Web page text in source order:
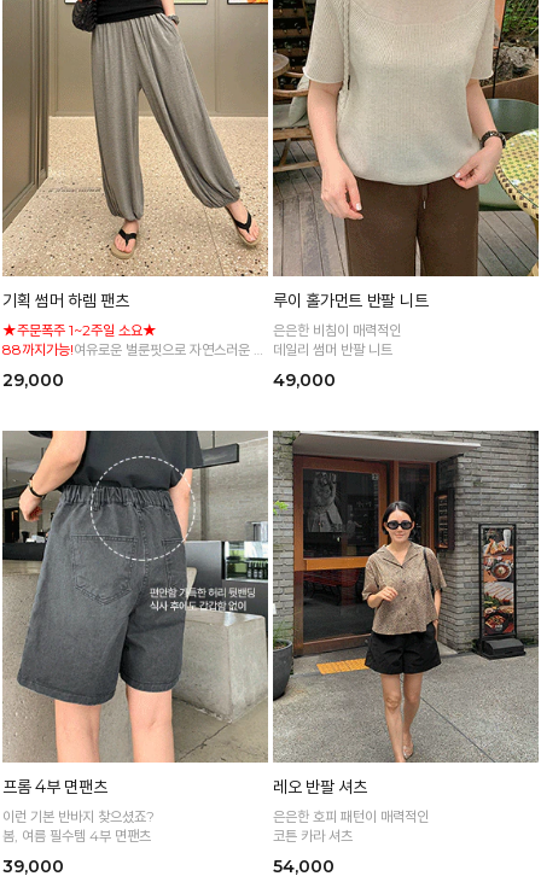
기획 썸머 하렘 팬츠
★주문폭주 1~2주일 소요★
88까지가능!여유로운 벌룬핏으로 자연스러운 체
29,000
루이 홀가먼트 반팔 니트
은은한 비침이 매력적인
데일리 썸머 반팔 니트
49,000
프롬 4부 면팬츠
이런 기본 반바지 찾으셨죠?
봄, 여름 필수템 4부 면팬츠
39,000
레오 반팔 셔츠
은은한 호피 패턴이 매력적인
코튼 카라 셔츠
54,000